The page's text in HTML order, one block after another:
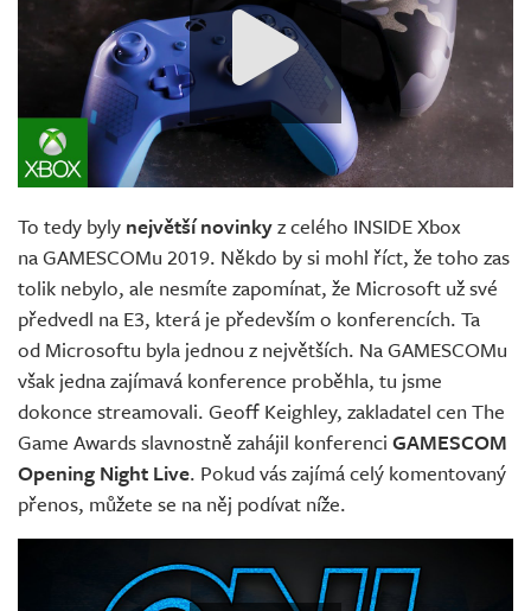
To tedy byly největší novinkyz celého INSIDE Xbox
na GAMESCOMu 2019. Někdo by si mohl říct, že toho zas
tolik nebylo, ale nesmíte zapomínat, že Microsoft už své
předvedl na E3, která je především o konferencích. Ta
od Microsoftu byla jednou z největších. Na GAMESCOMu
však jedna zajímavá konference proběhla, tu jsme
dokonce streamovali. Geoff Keighley, zakladatel cen The
Game Awards slavnostně zahájil konferenci GAMESCOM
Opening Night Live. Pokud vás zajímá celý komentovaný
přenos, můžete se na něj podívat níže.